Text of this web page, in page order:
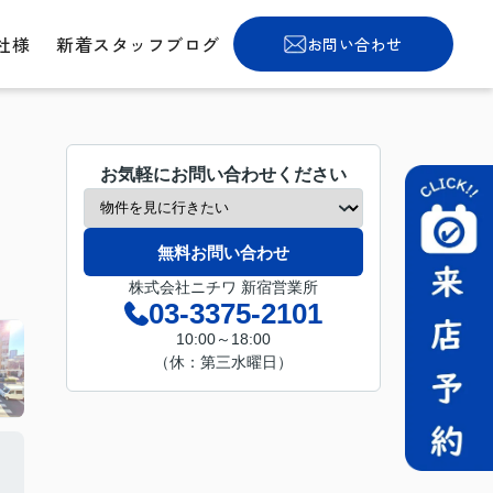
様 新着スタッフブログ お問い合わせ
お気軽にお問い合わせください
無料お問い合わせ
株式会社ニチワ 新宿営業所
03-3375-2101
10:00～18:00
（休：第三水曜日）